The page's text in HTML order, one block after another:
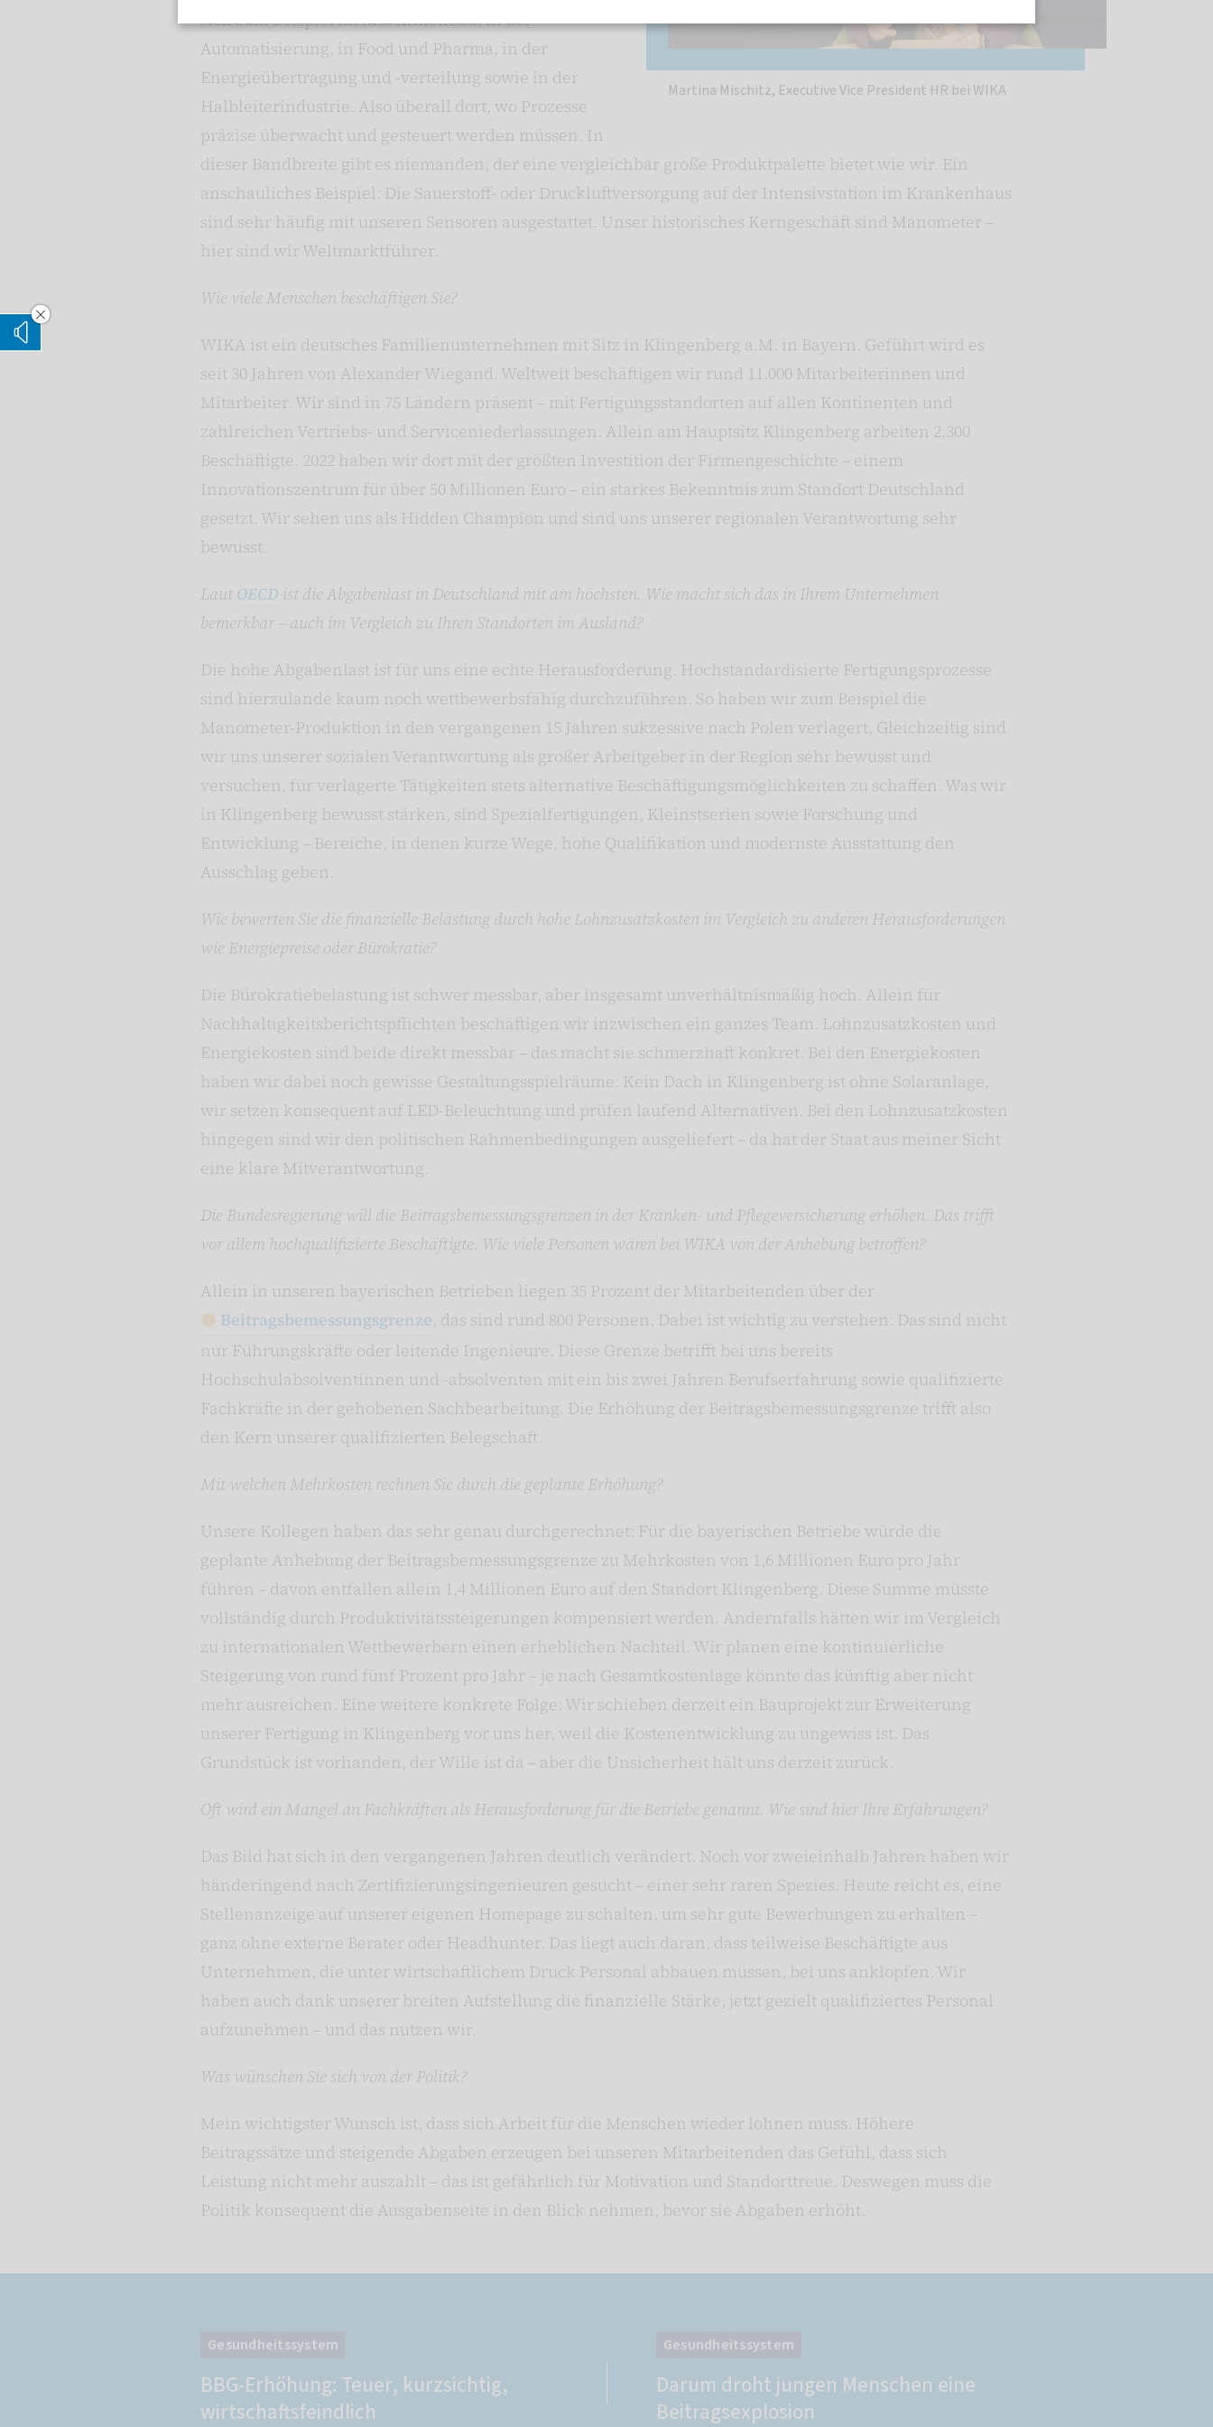
Martina Mischitz, Executive Vice President HR bei WIKA
sich zum Beispiel im Maschinenbau, in der
Automatisierung, in Food und Pharma, in der
Energieübertragung und -verteilung sowie in der
Halbleiterindustrie. Also überall dort, wo Prozesse
präzise überwacht und gesteuert werden müssen. In
dieser Bandbreite gibt es niemanden, der eine vergleichbar große Produktpalette bietet wie wir. Ein
anschauliches Beispiel: Die Sauerstoff- oder Druckluftversorgung auf der Intensivstation im Krankenhaus
sind sehr häufig mit unseren Sensoren ausgestattet. Unser historisches Kerngeschäft sind Manometer –
hier sind wir Weltmarktführer.
Wie viele Menschen beschäftigen Sie?
WIKA ist ein deutsches Familienunternehmen mit Sitz in Klingenberg a.M. in Bayern. Geführt wird es
seit 30 Jahren von Alexander Wiegand. Weltweit beschäftigen wir rund 11.000 Mitarbeiterinnen und
Mitarbeiter. Wir sind in 75 Ländern präsent – mit Fertigungsstandorten auf allen Kontinenten und
zahlreichen Vertriebs- und Serviceniederlassungen. Allein am Hauptsitz Klingenberg arbeiten 2.300
Beschäftigte. 2022 haben wir dort mit der größten Investition der Firmengeschichte – einem
Innovationszentrum für über 50 Millionen Euro – ein starkes Bekenntnis zum Standort Deutschland
gesetzt. Wir sehen uns als Hidden Champion und sind uns unserer regionalen Verantwortung sehr
bewusst.
Laut OECD ist die Abgabenlast in Deutschland mit am höchsten. Wie macht sich das in Ihrem Unternehmen
bemerkbar – auch im Vergleich zu Ihren Standorten im Ausland?
Die hohe Abgabenlast ist für uns eine echte Herausforderung. Hochstandardisierte Fertigungsprozesse
sind hierzulande kaum noch wettbewerbsfähig durchzuführen. So haben wir zum Beispiel die
Manometer-Produktion in den vergangenen 15 Jahren sukzessive nach Polen verlagert. Gleichzeitig sind
wir uns unserer sozialen Verantwortung als großer Arbeitgeber in der Region sehr bewusst und
versuchen, für verlagerte Tätigkeiten stets alternative Beschäftigungsmöglichkeiten zu schaffen. Was wir
in Klingenberg bewusst stärken, sind Spezialfertigungen, Kleinstserien sowie Forschung und
Entwicklung – Bereiche, in denen kurze Wege, hohe Qualifikation und modernste Ausstattung den
Ausschlag geben.
Wie bewerten Sie die finanzielle Belastung durch hohe Lohnzusatzkosten im Vergleich zu anderen Herausforderungen
wie Energiepreise oder Bürokratie?
Die Bürokratiebelastung ist schwer messbar, aber insgesamt unverhältnismäßig hoch. Allein für
Nachhaltigkeitsberichtspflichten beschäftigen wir inzwischen ein ganzes Team. Lohnzusatzkosten und
Energiekosten sind beide direkt messbar – das macht sie schmerzhaft konkret. Bei den Energiekosten
haben wir dabei noch gewisse Gestaltungsspielräume: Kein Dach in Klingenberg ist ohne Solaranlage,
wir setzen konsequent auf LED-Beleuchtung und prüfen laufend Alternativen. Bei den Lohnzusatzkosten
hingegen sind wir den politischen Rahmenbedingungen ausgeliefert – da hat der Staat aus meiner Sicht
eine klare Mitverantwortung.
Die Bundesregierung will die Beitragsbemessungsgrenzen in der Kranken- und Pflegeversicherung erhöhen. Das trifft
vor allem hochqualifizierte Beschäftigte. Wie viele Personen wären bei WIKA von der Anhebung betroffen?
Allein in unseren bayerischen Betrieben liegen 35 Prozent der Mitarbeitenden über der
Beitragsbemessungsgrenze, das sind rund 800 Personen. Dabei ist wichtig zu verstehen: Das sind nicht
nur Führungskräfte oder leitende Ingenieure. Diese Grenze betrifft bei uns bereits
Hochschulabsolventinnen und -absolventen mit ein bis zwei Jahren Berufserfahrung sowie qualifizierte
Fachkräfte in der gehobenen Sachbearbeitung. Die Erhöhung der Beitragsbemessungsgrenze trifft also
den Kern unserer qualifizierten Belegschaft.
Mit welchen Mehrkosten rechnen Sie durch die geplante Erhöhung?
Unsere Kollegen haben das sehr genau durchgerechnet: Für die bayerischen Betriebe würde die
geplante Anhebung der Beitragsbemessungsgrenze zu Mehrkosten von 1,6 Millionen Euro pro Jahr
führen – davon entfallen allein 1,4 Millionen Euro auf den Standort Klingenberg. Diese Summe müsste
vollständig durch Produktivitätssteigerungen kompensiert werden. Andernfalls hätten wir im Vergleich
zu internationalen Wettbewerbern einen erheblichen Nachteil. Wir planen eine kontinuierliche
Steigerung von rund fünf Prozent pro Jahr – je nach Gesamtkostenlage könnte das künftig aber nicht
mehr ausreichen. Eine weitere konkrete Folge: Wir schieben derzeit ein Bauprojekt zur Erweiterung
unserer Fertigung in Klingenberg vor uns her, weil die Kostenentwicklung zu ungewiss ist. Das
Grundstück ist vorhanden, der Wille ist da – aber die Unsicherheit hält uns derzeit zurück.
Oft wird ein Mangel an Fachkräften als Herausforderung für die Betriebe genannt. Wie sind hier Ihre Erfahrungen?
Das Bild hat sich in den vergangenen Jahren deutlich verändert. Noch vor zweieinhalb Jahren haben wir
händeringend nach Zertifizierungsingenieuren gesucht – einer sehr raren Spezies. Heute reicht es, eine
Stellenanzeige auf unserer eigenen Homepage zu schalten, um sehr gute Bewerbungen zu erhalten –
ganz ohne externe Berater oder Headhunter. Das liegt auch daran, dass teilweise Beschäftigte aus
Unternehmen, die unter wirtschaftlichem Druck Personal abbauen müssen, bei uns anklopfen. Wir
haben auch dank unserer breiten Aufstellung die finanzielle Stärke, jetzt gezielt qualifiziertes Personal
aufzunehmen – und das nutzen wir.
Was wünschen Sie sich von der Politik?
Mein wichtigster Wunsch ist, dass sich Arbeit für die Menschen wieder lohnen muss. Höhere
Beitragssätze und steigende Abgaben erzeugen bei unseren Mitarbeitenden das Gefühl, dass sich
Leistung nicht mehr auszahlt – das ist gefährlich für Motivation und Standorttreue. Deswegen muss die
Politik konsequent die Ausgabenseite in den Blick nehmen, bevor sie Abgaben erhöht.
Gesundheitssystem
BBG-Erhöhung: Teuer, kurzsichtig,
wirtschaftsfeindlich
Gesundheitssystem
Darum droht jungen Menschen eine
Beitragsexplosion
Vorleseoption verstecken
Vorlesen